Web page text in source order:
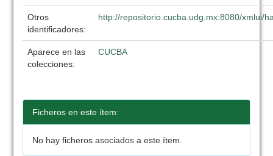
Otros
identificadores:
http://repositorio.cucba.udg.mx:8080/xmlui/
Aparece en las
colecciones:
CUCBA
Ficheros en este ítem:
No hay ficheros asociados a este ítem.